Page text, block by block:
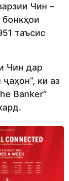
Чин –
бонкҳои
таъсис
Чин дар
ки аз
Banker”